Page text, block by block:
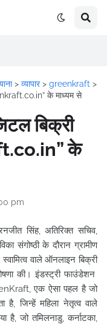
> व्यापार> greenkraft >
के माध्यम से
बिक्री
के
pm
सिंह, अतिरिक्त सचिव,
संगोष्ठी के दौरान ग्रामीण
वाले ऑनलाइन बिक्री
की। इंडस्ट्री फाउंडेशन
एक ऐसा पहल है जो
है, जिन्हें महिला नेतृत्व वाले
है, जो तमिलनाडु, कर्नाटका,